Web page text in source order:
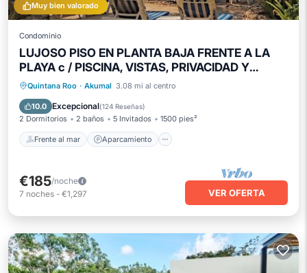
Muy bien valorado
Condominio
LUJOSO PISO EN PLANTA BAJA FRENTE A LA
PLAYA c / PISCINA, VISTAS, PRIVACIDAD Y
VALOR!
Quintana Roo · Akumal 3.08 mi al centro
10.0 Excepcional(124 Reseñas)
2 Dormitorios 2 baños 5 Invitados 1500 pies²
Frente al mar Aparcamiento
Frente al mar Aparcamiento
Vista al mar
€185/noche
7 noches - €1,297 VER OFERTA